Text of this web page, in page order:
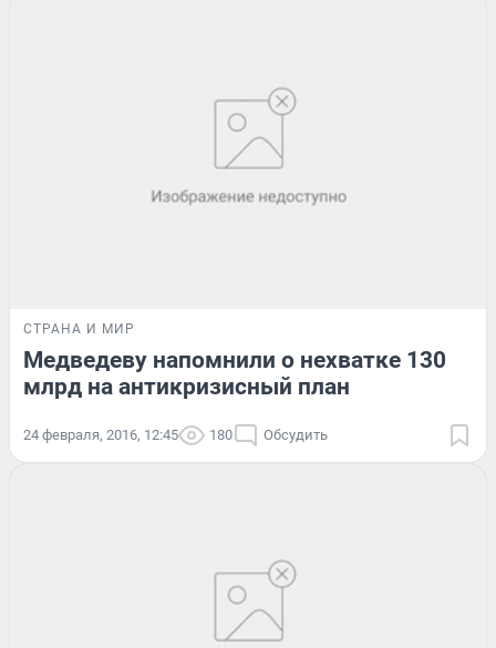
СТРАНА И МИР
Медведеву напомнили о нехватке 130
млрд на антикризисный план
24 февраля, 2016, 12:45 180 Обсудить